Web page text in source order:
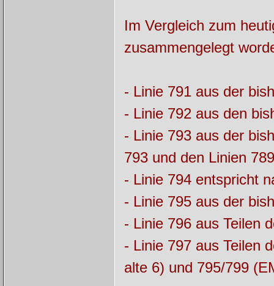
Im Vergleich zum
zusammengelegt
- Linie 791 aus der
- Linie 792 aus den
- Linie 793 aus der
793 und den Linien
- Linie 794 entspricht
- Linie 795 aus der
- Linie 796 aus Teilen
- Linie 797 aus Teilen
alte 6) und 795/799